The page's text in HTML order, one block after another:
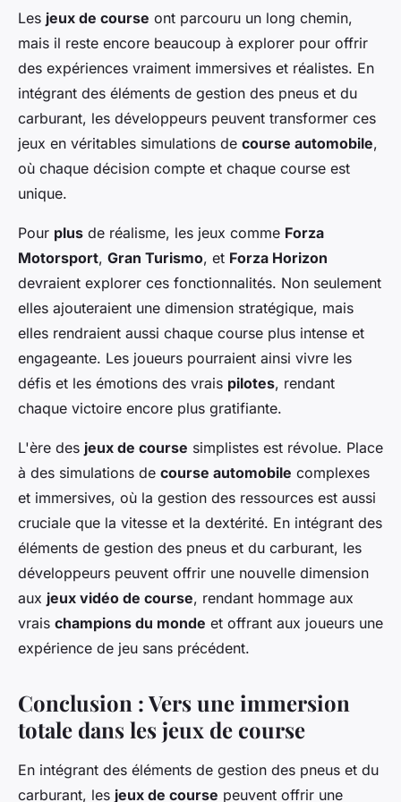
Les jeux de course ont parcouru un long chemin,
mais il reste encore beaucoup à explorer pour offrir
des expériences vraiment immersives et réalistes. En
intégrant des éléments de gestion des pneus et du
carburant, les développeurs peuvent transformer ces
jeux en véritables simulations de course automobile,
où chaque décision compte et chaque course est
unique.
Pour plus de réalisme, les jeux comme Forza
Motorsport, Gran Turismo, et Forza Horizon
devraient explorer ces fonctionnalités. Non seulement
elles ajouteraient une dimension stratégique, mais
elles rendraient aussi chaque course plus intense et
engageante. Les joueurs pourraient ainsi vivre les
défis et les émotions des vrais pilotes, rendant
chaque victoire encore plus gratifiante.
L'ère des jeux de course simplistes est révolue. Place
à des simulations de course automobile complexes
et immersives, où la gestion des ressources est aussi
cruciale que la vitesse et la dextérité. En intégrant des
éléments de gestion des pneus et du carburant, les
développeurs peuvent offrir une nouvelle dimension
aux jeux vidéo de course, rendant hommage aux
vrais champions du monde et offrant aux joueurs une
expérience de jeu sans précédent.
Conclusion : Vers une immersion
totale dans les jeux de course
En intégrant des éléments de gestion des pneus et du
carburant, les jeux de course peuvent offrir une